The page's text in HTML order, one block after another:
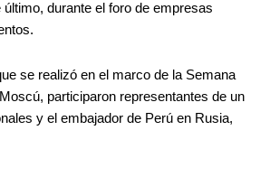
durante el foro de empresas
se realizó en el marco de la Semana
participaron representantes de un
y el embajador de Perú en Rusia,